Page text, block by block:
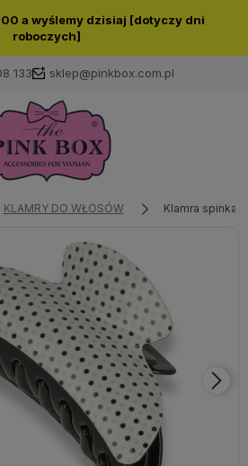
a wyślemy dzisiaj [dotyczy dni
roboczych]
133 sklep@pinkbox.com.pl
Zaloguj się
z naszej aktualnej oferty lub
dodane produkty do listy
sesji.
KLAMRY DO WŁOSÓW Klamra spinka